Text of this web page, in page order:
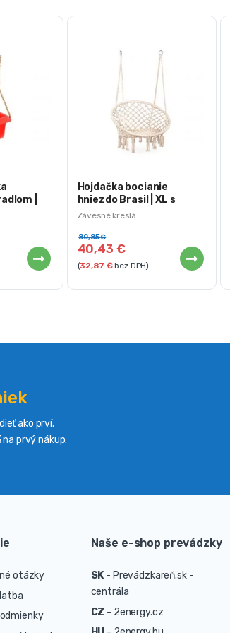
|
Závesné kreslá
Hojdačka bocianie
hniezdo Brasil | XL s
opierkou béžová
40,43 €
80,85€
(32,87 €bez DPH)
ako prví.
na prvý nákup.
otázky
Naše e-shop prevádzky
SK - Prevádzkareň.sk -
centrála
CZ - 2energy.cz